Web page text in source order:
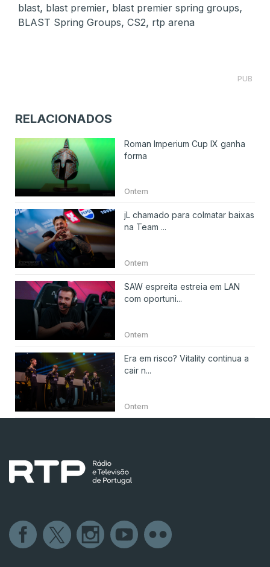
blast, blast premier, blast premier spring groups,
BLAST Spring Groups, CS2, rtp arena
PUB
RELACIONADOS
Roman Imperium Cup IX ganha
forma
Ontem
jL chamado para colmatar baixas
na Team ...
Ontem
SAW espreita estreia em LAN
com oportuni...
Ontem
Era em risco? Vitality continua a
cair n...
Ontem